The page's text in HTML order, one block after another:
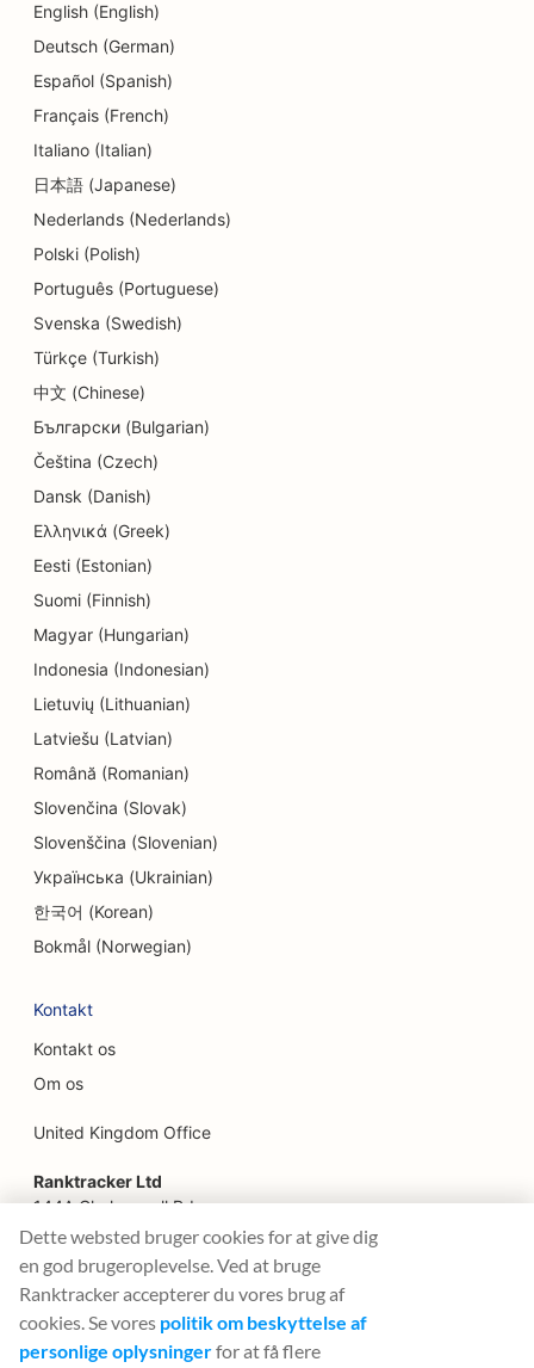
SEO for gældsrådgivningstjenester
SEO for tandlægeklinikker
SEO for delikatesseforretninger
SEO for dermabrasionstjenester
SEO for detailbutikker
SEO for donutbutikker
SEO for uddannelse og børnepasning
SEO for elektrikere
SEO for elektronikbutikker
SEO for underholdning og fritid
SEO for ingeniørfirmaer
EO til etniske restauranter
SEO for Escape Rooms
SEO for familierestauranter
SEO for jord-til-bord-restauranter
SEO for finansielle planlæggere
SEO for fastfood-restauranter
SEO for blomsterhandlere
SEO til food trucks
SEO til food courts
SEO for butikker med frossen yoghurt
SEO for møbelbutikker
English (English)
Deutsch (German)
Español (Spanish)
Français (French)
Italiano (Italian)
日本語 (Japanese)
Nederlands (Nederlands)
Polski (Polish)
Português (Portuguese)
Svenska (Swedish)
Türkçe (Turkish)
中文 (Chinese)
Български (Bulgarian)
Čeština (Czech)
Dansk (Danish)
Ελληνικά (Greek)
Eesti (Estonian)
Suomi (Finnish)
Magyar (Hungarian)
Indonesia (Indonesian)
Lietuvių (Lithuanian)
Latviešu (Latvian)
Română (Romanian)
Slovenčina (Slovak)
Slovenščina (Slovenian)
Українська (Ukrainian)
한국어 (Korean)
Bokmål (Norwegian)
Kontakt
Kontakt os
Om os
United Kingdom Office
Ranktracker Ltd
144A Clerkenwell Rd
London, EC1R 5DF
Company No: 08820809
felix@ranktracker.com
Dette websted bruger cookies for at give dig
en god brugeroplevelse. Ved at bruge
Ranktracker accepterer du vores brug af
cookies. Se vores politik om beskyttelse af
personlige oplysningerfor at få flere